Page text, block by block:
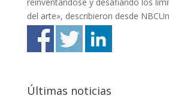
del arte», describieron desde
Últimas noticias